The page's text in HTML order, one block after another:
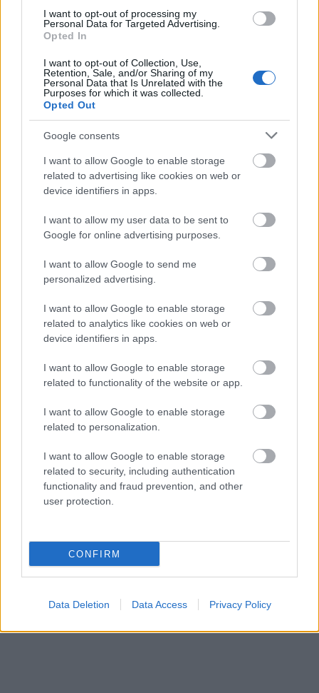
I want to opt-out of processing my
Personal Data for Targeted Advertising.
Opted In
I want to opt-out of Collection, Use,
Retention, Sale, and/or Sharing of my
Personal Data that Is Unrelated with the
Purposes for which it was collected.
Opted Out
Google consents
I want to allow Google to enable storage
related to advertising like cookies on web or
device identifiers in apps.
I want to allow my user data to be sent to
Google for online advertising purposes.
I want to allow Google to send me
personalized advertising.
I want to allow Google to enable storage
related to analytics like cookies on web or
device identifiers in apps.
I want to allow Google to enable storage
related to functionality of the website or app.
I want to allow Google to enable storage
related to personalization.
I want to allow Google to enable storage
related to security, including authentication
functionality and fraud prevention, and other
user protection.
CONFIRM
Data Deletion Data Access Privacy Policy
ApollonBeach, με την αμμώδη παραλία και τα
λαμπερά γαλάζια νερά του Αργοσαρωνικού,
αποδράσεις. Μία ολόκληρη μέρα bytheseaμε
βουτιές, θαλάσσια sports, χαλάρωση στις
αναπαυτικές ξαπλώστρες με ελαφριά snacks,
ποτάκαι νέα ειδικά διαμορφωμένα μενού. Εάν πάλι
είστε λάτρεις της πισίνας, οι δύο εξωτερικές πισίνες
του Divani Apollon Palace & Thalasso είναι μια
να απολαύσετε την πισίνα με το θαλασσινό ή το
διαμορφωμένες θέσεις jacuzzi.
να απολαύσετε μία μεγάλη ποικιλία από ελαφριά
και υγιεινά snacks, φρέσκα θαλασσινά και
αγαπημένα πιάτα.Για online κρατήσεις στο Apollon
Beach:Divani Apollon Palace &Thalasso | Athens
Riviera – Apollon Beach (divaniapollonhotel.com)